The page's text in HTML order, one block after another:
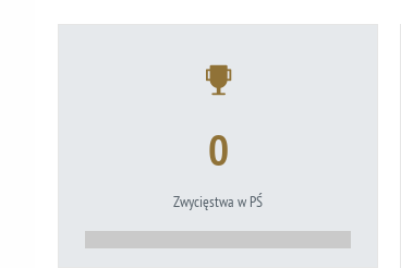
0
Zwycięstwa w PŚ